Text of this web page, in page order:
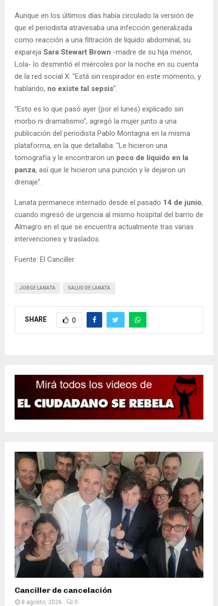
Aunque en los últimos días había circulado la versión de
que el periodista atravesaba una infección generalizada
como reacción a una filtración de líquido abdominal, su
expareja Sara Stewart Brown -madre de su hija menor,
Lola- lo desmintió el miércoles por la noche en su cuenta
de la red social X: "Está sin respirador en este momento, y
hablando, no existe tal sepsis".
"Esto es lo que pasó ayer (por el lunes) explicado sin
morbo ni dramatismo", agregó la mujer junto a una
publicación del periodista Pablo Montagna en la misma
plataforma, en la que detallaba: "Le hicieron una
tomografía y le encontraron un poco de líquido en la
panza, así que le hicieron una punción y le dejaron un
drenaje".
Lanata permanece internado desde el pasado 14 de junio,
cuando ingresó de urgencia al mismo hospital del barrio de
Almagro en el que se encuentra actualmente tras varias
intervenciones y traslados.
Fuente: El Canciller
JORGE LANATA SALUD DE LANATA
SHARE 0
Canciller de cancelación
8 agosto, 2026 0